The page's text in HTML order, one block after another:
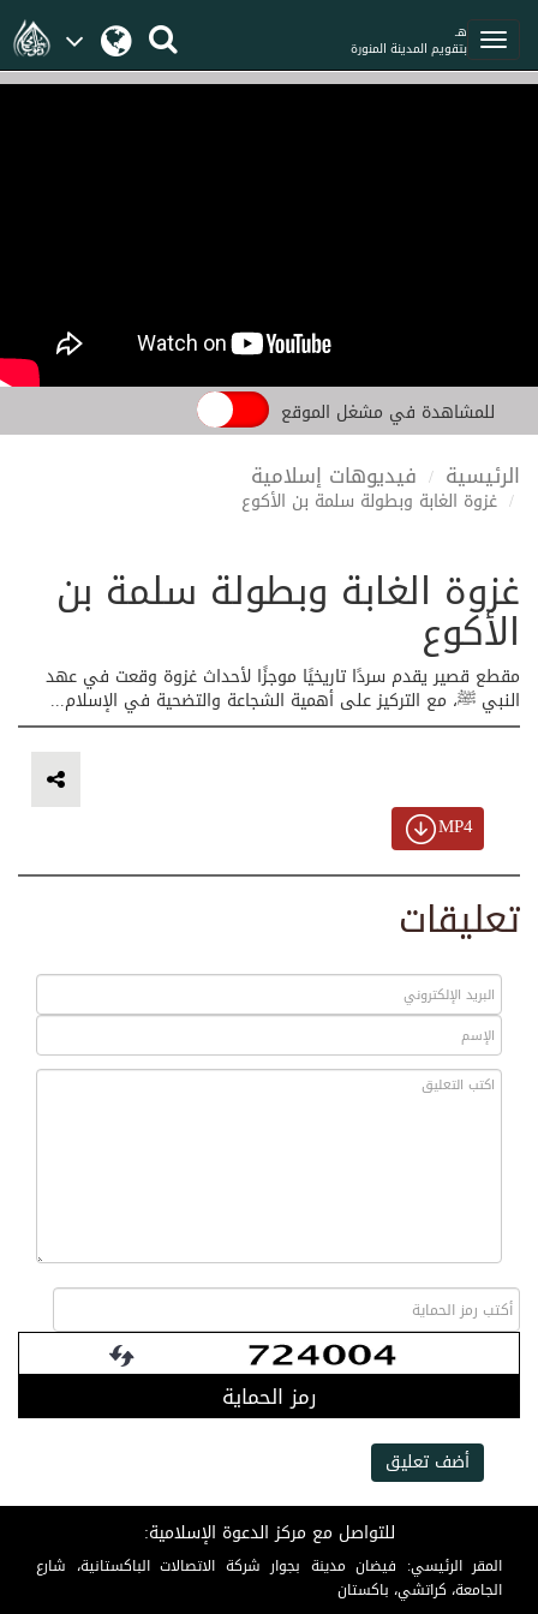
هـ
بتقويم المدينة المنورة
للمشاهدة في مشغل الموقع
الرئيسية فيديوهات إسلامية
غزوة الغابة وبطولة سلمة بن الأكوع
غزوة الغابة وبطولة سلمة بن
الأكوع
مقطع قصير يقدم سردًا تاريخيًا موجزًا لأحداث غزوة وقعت في عهد
النبي ﷺ، مع التركيز على أهمية الشجاعة والتضحية في الإسلام...
MP4
تعليقات
رمز الحماية
أضف تعليق
للتواصل مع مركز الدعوة الإسلامية:
المقر الرئيسي: فيضان مدينة بجوار شركة الاتصالات الباكستانية، شارع
الجامعة، كراتشي، باكستان